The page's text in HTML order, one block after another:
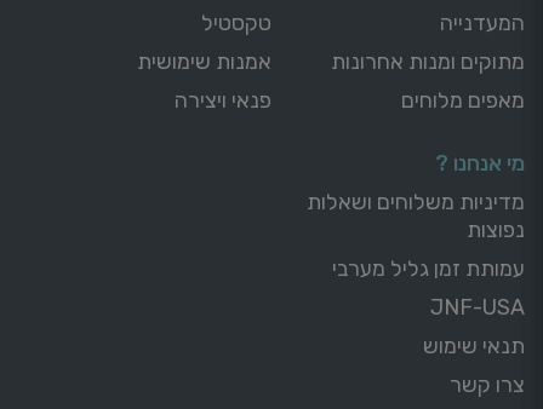
המעדנייה
מתוקים ומנות אחרונות
מאפים מלוחים
טקסטיל
אמנות שימושית
פנאי ויצירה
מי אנחנו ?
מדיניות משלוחים ושאלות
נפוצות
עמותת זמן גליל מערבי
JNF-USA
תנאי שימוש
צרו קשר